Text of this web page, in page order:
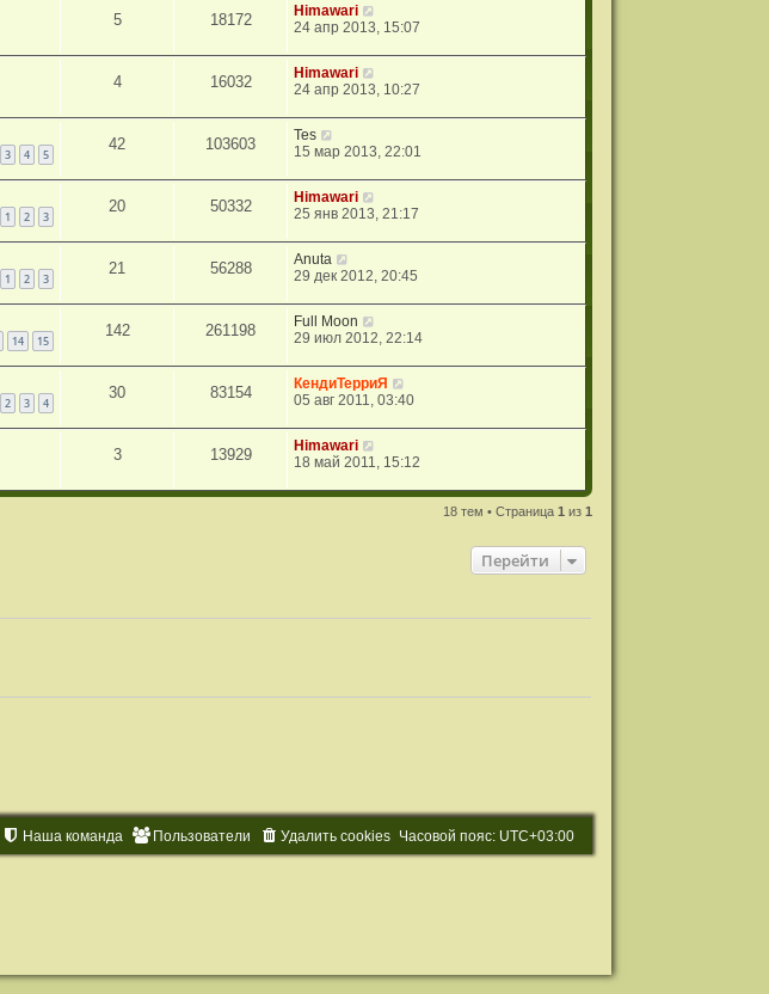
5 18172
Himawari
24 апр 2013, 15:07
4 16032
Himawari
24 апр 2013, 10:27
3 4 5
42 103603
Tes
15 мар 2013, 22:01
1 2 3
20 50332
Himawari
25 янв 2013, 21:17
1 2 3
21 56288
Anuta
29 дек 2012, 20:45
14 15
142 261198
Full Moon
29 июл 2012, 22:14
2 3 4
30 83154
КендиТерриЯ
05 авг 2011, 03:40
3 13929
Himawari
18 май 2011, 15:12
18 тем • Страница1 из1
Перейти
Часовой пояс: UTC+03:00
Удалить cookies
Пользователи
Наша команда